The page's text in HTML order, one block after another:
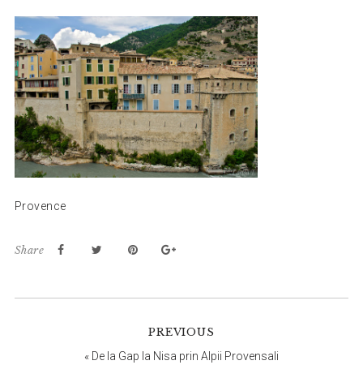
Provence
Share
PREVIOUS
« De la Gap la Nisa prin Alpii Provensali